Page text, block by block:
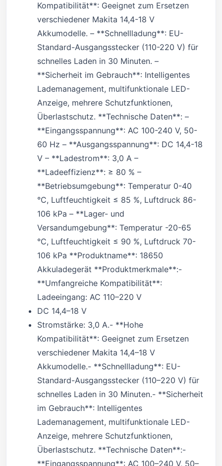
Kompatibilität**: Geeignet zum Ersetzen
verschiedener Makita 14,4-18 V
Akkumodelle. – **Schnellladung**: EU-
Standard-Ausgangsstecker (110-220 V) für
schnelles Laden in 30 Minuten. –
**Sicherheit im Gebrauch**: Intelligentes
Lademanagement, multifunktionale LED-
Anzeige, mehrere Schutzfunktionen,
Überlastschutz. **Technische Daten**: –
**Eingangsspannung**: AC 100-240 V, 50-
60 Hz – **Ausgangsspannung**: DC 14,4-18
V – **Ladestrom**: 3,0 A –
**Ladeeffizienz**: ≥ 80 % –
**Betriebsumgebung**: Temperatur 0-40
°C, Luftfeuchtigkeit ≤ 85 %, Luftdruck 86-
106 kPa – **Lager- und
Versandumgebung**: Temperatur -20-65
°C, Luftfeuchtigkeit ≤ 90 %, Luftdruck 70-
106 kPa **Produktname**: 18650
Akkuladegerät **Produktmerkmale**:-
**Umfangreiche Kompatibilität**:
Ladeeingang: AC 110–220 V
DC 14,4–18 V
Stromstärke: 3,0 A.- **Hohe
Kompatibilität**: Geeignet zum Ersetzen
verschiedener Makita 14,4–18 V
Akkumodelle.- **Schnellladung**: EU-
Standard-Ausgangsstecker (110–220 V) für
schnelles Laden in 30 Minuten.- **Sicherheit
im Gebrauch**: Intelligentes
Lademanagement, multifunktionale LED-
Anzeige, mehrere Schutzfunktionen,
Überlastschutz. **Technische Daten**:-
**Eingangsspannung**: AC 100–240 V, 50–